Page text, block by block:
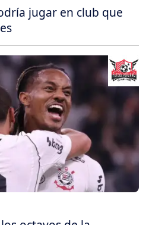
jugar en club que